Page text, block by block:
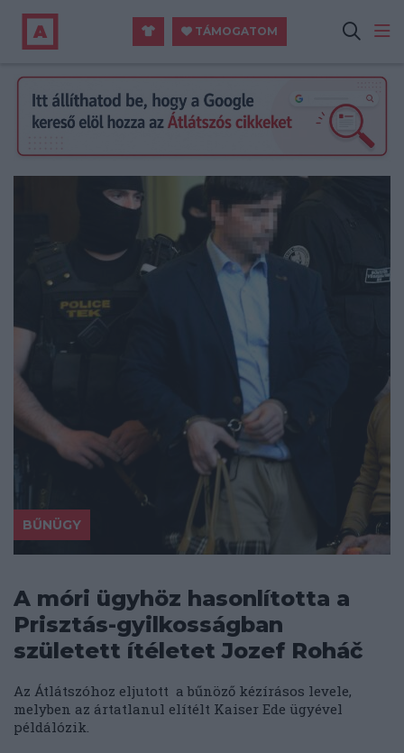
TÁMOGATOM
BŰNÜGY
A móri ügyhöz hasonlította a
Prisztás-gyilkosságban
született ítéletet Jozef Roháč
Az Átlátszóhoz eljutott a bűnöző kézírásos levele,
melyben az ártatlanul elítélt Kaiser Ede ügyével
példálózik.